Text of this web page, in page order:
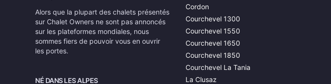
Alors que la plupart des chalets présentés
sur Chalet Owners ne sont pas annoncés
sur les plateformes mondiales, nous
sommes fiers de pouvoir vous en ouvrir
les portes.
NÉ DANS LES ALPES
Cordon
Courchevel 1300
Courchevel 1550
Courchevel 1650
Courchevel 1850
Courchevel La Tania
La Clusaz